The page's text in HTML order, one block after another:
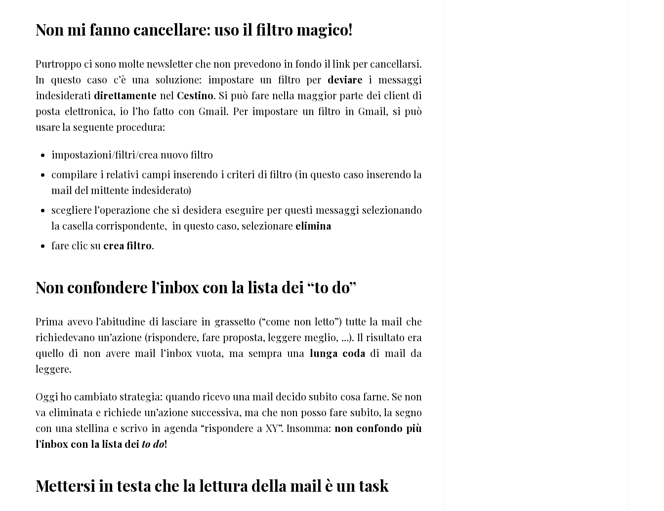
Non mi fanno cancellare: uso il filtro magico!
Purtroppo ci sono molte newsletter che non prevedono in fondo il link per cancellarsi.
In questo caso c’è una soluzione: impostare un filtroper deviare i messaggi
indesiderati direttamente nel Cestino. Si può fare nella maggior parte dei client di
posta elettronica, io l’ho fatto con Gmail. Per impostare un filtro in Gmail, si può
usare la seguente procedura:
impostazioni/filtri/crea nuovo filtro
compilare i relativi campi inserendo i criteri di filtro (in questo caso inserendo la
mail del mittente indesiderato)
scegliere l’operazione che si desidera eseguire per questi messaggi selezionando
la casella corrispondente, in questo caso, selezionare elimina
fare clic su crea filtro.
Non confondere l’inbox con la lista dei “to do”
Prima avevo l’abitudine di lasciare in grassetto (“come non letto”) tutte la mail che
richiedevano un’azione (rispondere, fare proposta, leggere meglio, …). Il risultato era
quello di non avere mail l’inbox vuota, ma sempra una lunga coda di mail da
leggere.
Oggi ho cambiato strategia: quando ricevo una mail decido subito cosa farne. Se non
va eliminata e richiede un’azione successiva, ma che non posso fare subito, la segno
con una stellina e scrivo in agenda “rispondere a XY”. Insomma: non confondo più
l’inbox con la lista dei to do!
Mettersi in testa che la lettura della mail è un task